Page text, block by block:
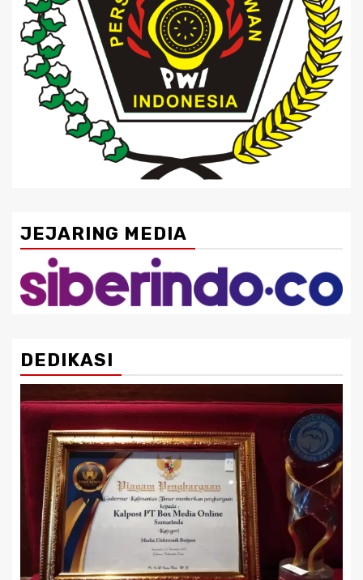
JEJARING MEDIA
DEDIKASI